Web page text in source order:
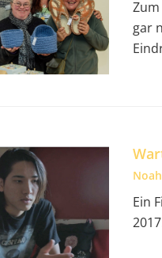
gar
Ein